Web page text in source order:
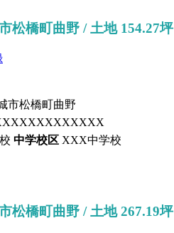
松橋町曲野 / 土地 154.27坪
市松橋町曲野
中学校区 XXX中学校
松橋町曲野 / 土地 267.19坪